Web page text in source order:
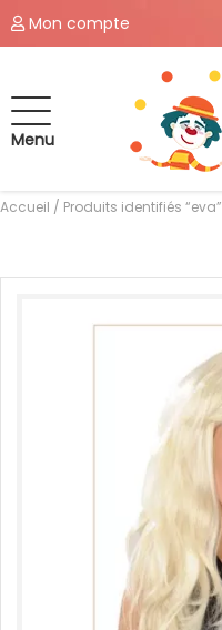
Mon compte
Menu
Accueil / Produits identifiés “eva”